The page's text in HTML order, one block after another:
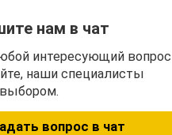
а также в рабочих
нам в чат
интересующий вопрос
наши специалисты
вопрос в чат